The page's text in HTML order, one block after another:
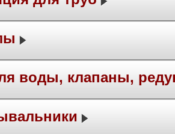
воды, клапаны,